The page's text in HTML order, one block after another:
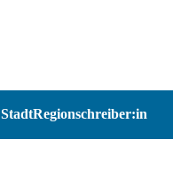
StadtRegionschreiber:in